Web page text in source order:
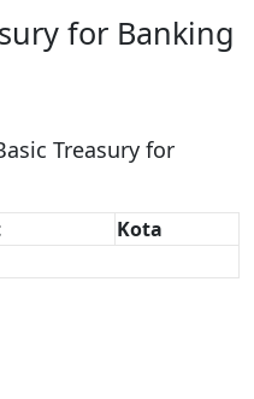
for Banking
Treasury for
Kota